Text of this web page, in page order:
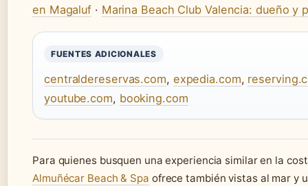
en Magaluf · Marina Beach Club Valencia: dueño y
FUENTES ADICIONALES
centraldereservas.com, expedia.com,
youtube.com, booking.com
Para quienes busquen una experiencia similar en la
Almuñécar Beach & Spa ofrece también vistas al mar y